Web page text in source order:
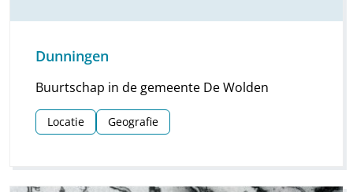
Dunningen
Buurtschap in de gemeente De Wolden
Locatie Geografie